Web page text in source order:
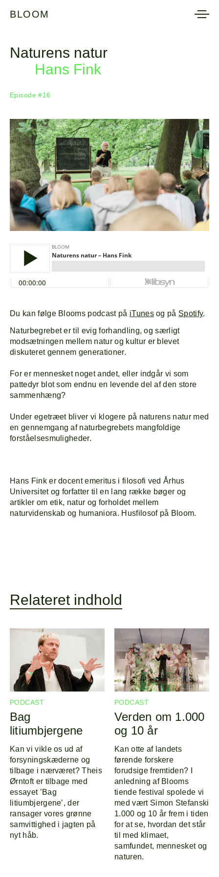
BLOOM
Forside
Program
Line-up
Om
Naturens natur
Hans Fink
Episode #16
Du kan følge Blooms podcast på iTunesog på Spotify.
Naturbegrebet er til evig forhandling, og særligt
modsætningen mellem natur og kultur er blevet
diskuteret gennem generationer.
For er mennesket noget andet, eller indgår vi som
pattedyr blot som endnu en levende del af den store
sammenhæng?
Under egetræet bliver vi klogere på naturens natur med
en gennemgang af naturbegrebets mangfoldige
forståelsesmuligheder.
Hans Fink er docent emeritus i filosofi ved Århus
Universitet og forfatter til en lang række bøger og
artikler om etik, natur og forholdet mellem
naturvidenskab og humaniora. Husfilosof på Bloom.
Relateret indhold
PODCAST
Bag
litiumbjergene
Kan vi vikle os ud af
forsyningskæderne og
tilbage i nærværet? Theis
Ørntoft er tilbage med
essayet ’Bag
litiumbjergene’, der
ransager vores grønne
samvittighed i jagten på
nyt håb.
PODCAST
Verden om 1.000
og 10 år
Kan otte af landets
førende forskere
forudsige fremtiden? I
anledning af Blooms
tiende festival spolede vi
med vært Simon Stefanski
1.000 og 10 år frem i tiden
for at se, hvordan det står
til med klimaet,
samfundet, mennesket og
naturen.